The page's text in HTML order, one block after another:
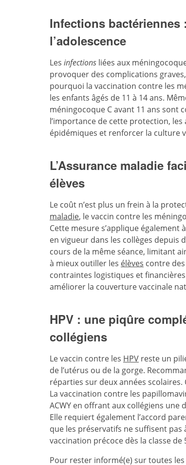
Infections bactériennes
l’adolescence
Les infections liées aux
provoquer des complications
pourquoi la vaccination contre les
les enfants âgés de 11 à 14 ans.
méningocoque C avant 11 ans sont
l’importance de cette protection,
épidémiques et renforcer la culture
L’Assurance maladie
élèves
Le coût n’est plus un frein à la
maladie, le vaccin contre les
Cette mesure s’applique également
en vigueur dans les collèges depuis
cours de la même séance, limitant
à mieux outiller les élèves contre
contraintes logistiques et
améliorer la couverture vaccinale
HPV : une piqûre
collégiens
Le vaccin contre les HPV reste un
de l’utérus ou de la gorge.
réparties sur deux années scolaires.
La vaccination contre les
ACWY en offrant aux collégiens
Elle requiert également l’accord
que les préservatifs ne suffisent pas
vaccination précoce dès la classe de
Pour rester informé(e) sur toutes